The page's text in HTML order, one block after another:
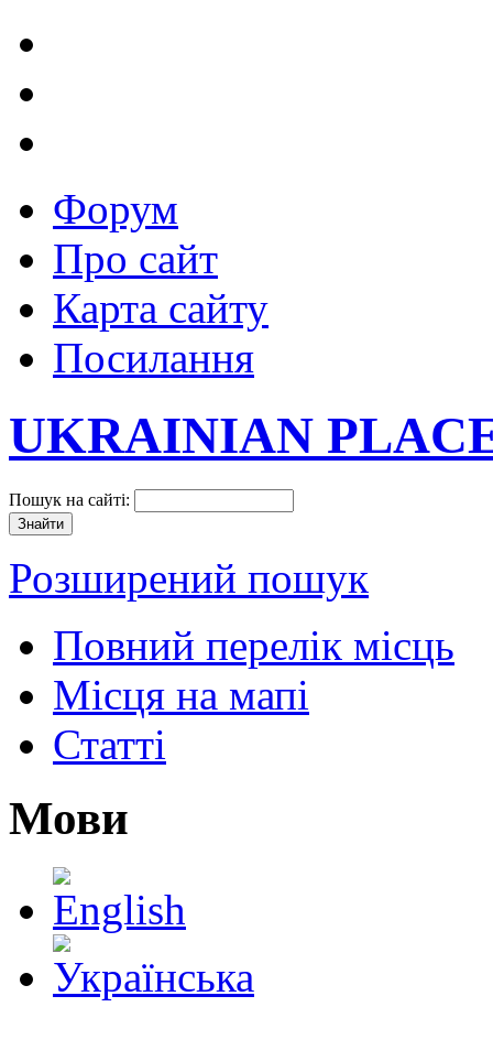
Форум
Про сайт
Карта сайту
Посилання
UKRAINIAN
Пошук на сайті:
Розширений пошук
Повний перелік місць
Місця на мапі
Статті
Мови